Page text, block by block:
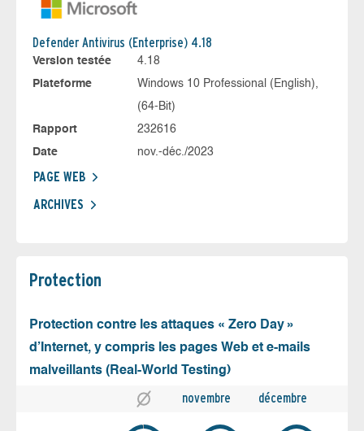
Defender Antivirus (Enterprise) 4.18
Version testée
4.18
Plateforme
Windows 10 Professional (English),
(64-Bit)
Rapport
232616
Date
nov.-déc./2023
PAGE WEB
ARCHIVES
Protection
Protection contre les attaques « Zero Day »
d’Internet, y compris les pages Web et e-mails
malveillants (Real-World Testing)
novembre décembre